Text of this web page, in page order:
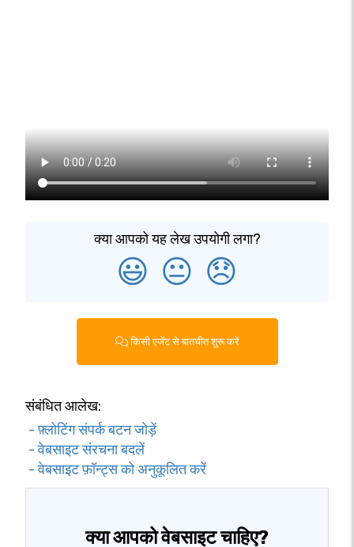
क्या आपको यह लेख उपयोगी लगा?
😃 😐 😞
किसी एजेंट से बातचीत शुरू करें
संबंधित आलेख:
- फ़्लोटिंग संपर्क बटन जोड़ें
- वेबसाइट संरचना बदलें
- वेबसाइट फ़ॉन्ट्स को अनुकूलित करें
क्या आपको वेबसाइट चाहिए?